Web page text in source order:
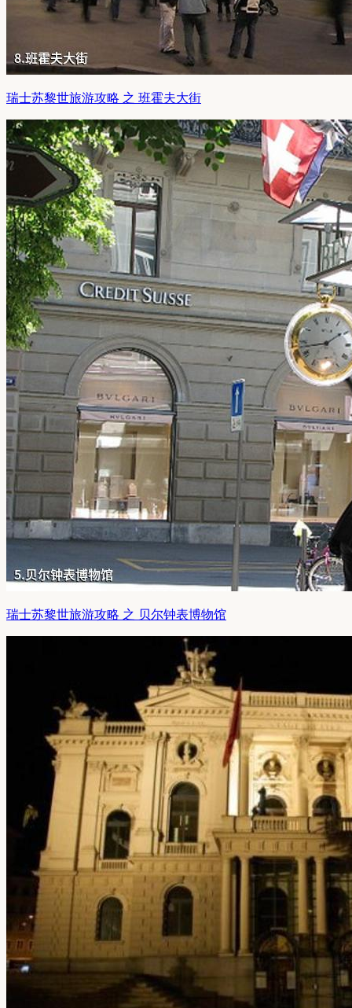
瑞士苏黎世旅游攻略 之 班霍夫大街
瑞士苏黎世旅游攻略 之 贝尔钟表博物馆